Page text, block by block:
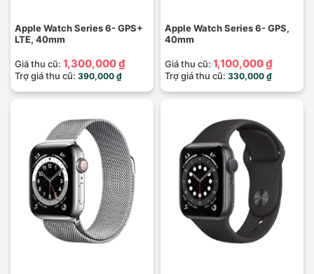
Apple Watch Series 6- GPS+
LTE, 40mm
Giá thu cũ: 1,300,000 ₫
Trợ giá thu cũ: 390,000 ₫
Apple Watch Series 6- GPS,
40mm
Giá thu cũ: 1,100,000 ₫
Trợ giá thu cũ: 330,000 ₫